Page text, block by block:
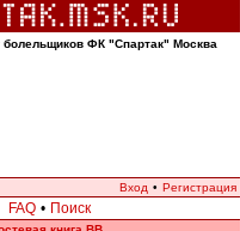
ФК "Спартак" Москва
Вход • Регистрация
FAQ • Поиск